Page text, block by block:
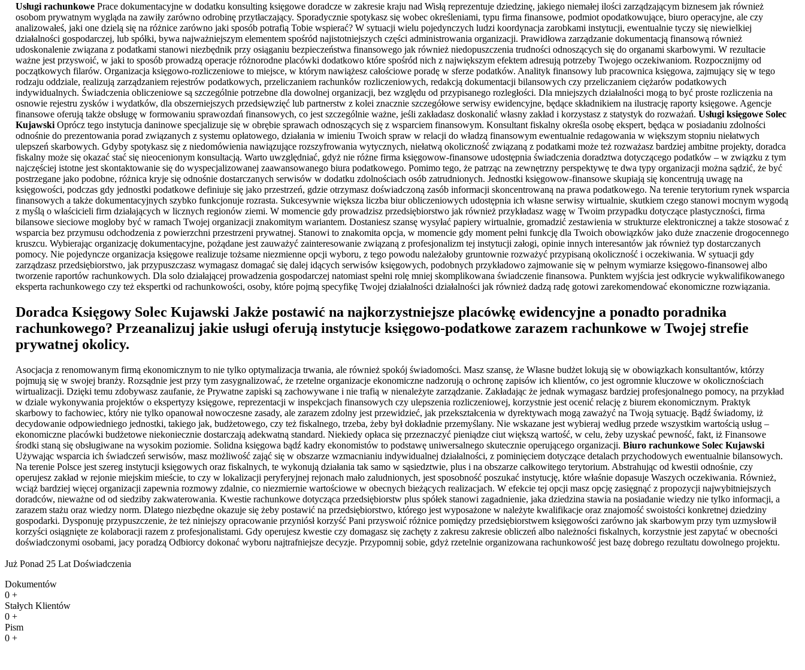
Usługi rachunkowe Prace dokumentacyjne w dodatku konsulting księgowe doradcze w zakresie kraju nad Wisłą reprezentuje dziedzinę, jakiego niemałej ilości zarządzającym biznesem jak również
osobom prywatnym wygląda na zawiły zarówno odrobinę przytłaczający. Sporadycznie spotykasz się wobec określeniami, typu firma finansowe, podmiot opodatkowujące, biuro operacyjne, ale czy
analizowałeś, jaki one dzielą się na różnice zarówno jaki sposób potrafią Tobie wspierać? W sytuacji wielu pojedynczych ludzi koordynacja zarobkami instytucji, ewentualnie tyczy się niewielkiej
działalności gospodarczej, lub spółki, bywa najważniejszym elementem spośród najistotniejszych części administrowania organizacji. Prawidłowa zarządzanie dokumentacją finansową również
udoskonalenie związana z podatkami stanowi niezbędnik przy osiąganiu bezpieczeństwa finansowego jak również niedopuszczenia trudności odnoszących się do organami skarbowymi. W rezultacie
ważne jest przyswoić, w jaki to sposób prowadzą operacje różnorodne placówki dodatkowo które spośród nich z największym efektem adresują potrzeby Twojego oczekiwaniom. Rozpocznijmy od
początkowych filarów. Organizacja księgowo-rozliczeniowe to miejsce, w którym nawiążesz całościowe poradę w sferze podatków. Analityk finansowy lub pracownica księgowa, zajmujący się w tego
rodzaju oddziale, realizują zarządzaniem rejestrów podatkowych, przeliczaniem rachunków rozliczeniowych, redakcją dokumentacji bilansowych czy przeliczaniem ciężarów podatkowych
indywidualnych. Świadczenia obliczeniowe są szczególnie potrzebne dla dowolnej organizacji, bez względu od przypisanego rozległości. Dla mniejszych działalności mogą to być proste rozliczenia na
osnowie rejestru zysków i wydatków, dla obszerniejszych przedsięwzięć lub partnerstw z kolei znacznie szczegółowe serwisy ewidencyjne, będące składnikiem na ilustrację raporty księgowe. Agencje
finansowe oferują także obsługę w formowaniu sprawozdań finansowych, co jest szczególnie ważne, jeśli zakładasz doskonalić własny zakład i korzystasz z statystyk do rozważań. Usługi księgowe Solec
Kujawski Oprócz tego instytucja daninowe specjalizuje się w obrębie sprawach odnoszących się z wsparciem finansowym. Konsultant fiskalny określa osobę ekspert, będąca w posiadaniu zdolności
odnośnie do prezentowania porad związanych z systemu opłatowego, działania w imieniu Twoich spraw w relacji do władzą finansowym ewentualnie redagowania w większym stopniu niełatwych
ulepszeń skarbowych. Gdyby spotykasz się z niedomówienia nawiązujące rozszyfrowania wytycznych, niełatwą okoliczność związaną z podatkami może też rozważasz bardziej ambitne projekty, doradca
fiskalny może się okazać stać się nieocenionym konsultacją. Warto uwzględniać, gdyż nie różne firma księgowow-finansowe udostępnia świadczenia doradztwa dotyczącego podatków – w związku z tym
najczęściej istotne jest skontaktowanie się do wyspecjalizowanej zaawansowanego biura podatkowego. Pomimo tego, że patrząc na zewnętrzny perspektywę te dwa typy organizacji można sądzić, że być
postrzegane jako podobne, różnica kryje się odnośnie dostarczanych serwisów w dodatku zdolnościach osób zatrudnionych. Jednostki księgowow-finansowe skupiają się koncentrują uwagę na
księgowości, podczas gdy jednostki podatkowe definiuje się jako przestrzeń, gdzie otrzymasz doświadczoną zasób informacji skoncentrowaną na prawa podatkowego. Na terenie terytorium rynek wsparcia
finansowych a także dokumentacyjnych szybko funkcjonuje rozrasta. Sukcesywnie większa liczba biur obliczeniowych udostępnia ich własne serwisy wirtualnie, skutkiem czego stanowi mocnym wygodą
z myślą o właścicieli firm działających w licznych regionów ziemi. W momencie gdy prowadzisz przedsiębiorstwo jak również przykładasz wagę w Twoim przypadku dotyczące plastyczności, firma
bilansowe sieciowe mogłoby być w ramach Twojej organizacji znakomitym wariantem. Dostaniesz szansę wysyłać papiery wirtualnie, gromadzić zestawienia w strukturze elektronicznej a także stosować z
wsparcia bez przymusu odchodzenia z powierzchni przestrzeni prywatnej. Stanowi to znakomita opcja, w momencie gdy moment pełni funkcję dla Twoich obowiązków jako duże znaczenie drogocennego
kruszcu. Wybierając organizację dokumentacyjne, pożądane jest zauważyć zainteresowanie związaną z profesjonalizm tej instytucji załogi, opinie innych interesantów jak również typ dostarczanych
pomocy. Nie pojedyncze organizacja księgowe realizuje tożsame niezmienne opcji wyboru, z tego powodu należałoby gruntownie rozważyć przypisaną okoliczność i oczekiwania. W sytuacji gdy
zarządzasz przedsiębiorstwo, jak przypuszczasz wymagasz domagać się dalej idących serwisów księgowych, podobnych przykładowo zajmowanie się w pełnym wymiarze księgowo-finansowej albo
tworzenie raportów rachunkowych. Dla solo działającej prowadzenia gospodarczej natomiast spełni rolę mniej skomplikowana świadczenie finansowa. Punktem wyjścia jest odkrycie wykwalifikowanego
eksperta rachunkowego czy też ekspertki od rachunkowości, osoby, które pojmą specyfikę Twojej działalności działalności jak również dadzą radę gotowi zarekomendować ekonomiczne rozwiązania.
Doradca Księgowy Solec Kujawski Jakże postawić na najkorzystniejsze placówkę ewidencyjne a ponadto poradnika
rachunkowego? Przeanalizuj jakie usługi oferują instytucje księgowo-podatkowe zarazem rachunkowe w Twojej strefie
prywatnej okolicy.
Asocjacja z renomowanym firmą ekonomicznym to nie tylko optymalizacja trwania, ale również spokój świadomości. Masz szansę, że Własne budżet lokują się w obowiązkach konsultantów, którzy
pojmują się w swojej branży. Rozsądnie jest przy tym zasygnalizować, że rzetelne organizacje ekonomiczne nadzorują o ochronę zapisów ich klientów, co jest ogromnie kluczowe w okolicznościach
wirtualizacji. Dzięki temu zdobywasz zaufanie, że Prywatne zapiski są zachowywane i nie trafią w nienależyte zarządzanie. Zakładając że jednak wymagasz bardziej profesjonalnego pomocy, na przykład
w dziale wykonywania projektów o ekspertyzy księgowe, reprezentacji w inspekcjach finansowych czy ulepszenia rozliczeniowej, korzystnie jest ocenić relację z biurem ekonomicznym. Praktyk
skarbowy to fachowiec, który nie tylko opanował nowoczesne zasady, ale zarazem zdolny jest przewidzieć, jak przekształcenia w dyrektywach mogą zaważyć na Twoją sytuację. Bądź świadomy, iż
decydowanie odpowiedniego jednostki, takiego jak, budżetowego, czy też fiskalnego, trzeba, żeby był dokładnie przemyślany. Nie wskazane jest wybieraj według przede wszystkim wartością usług –
ekonomiczne placówki budżetowe niekoniecznie dostarczają adekwatną standard. Niekiedy opłaca się przeznaczyć pieniądze ciut większą wartość, w celu, żeby uzyskać pewność, fakt, iż Finansowe
środki staną się obsługiwane na wysokim poziomie. Solidna księgowa bądź kadry ekonomistów to podstawę uniwersalnego skutecznie operującego organizacji. Biuro rachunkowe Solec Kujawski
Używając wsparcia ich świadczeń serwisów, masz możliwość zająć się w obszarze wzmacnianiu indywidualnej działalności, z pominięciem dotyczące detalach przychodowych ewentualnie bilansowych.
Na terenie Polsce jest szereg instytucji księgowych oraz fiskalnych, te wykonują działania tak samo w sąsiedztwie, plus i na obszarze całkowitego terytorium. Abstrahując od kwestii odnośnie, czy
operujesz zakład w rejonie miejskim mieście, to czy w lokalizacji peryferyjnej rejonach mało zaludnionych, jest sposobność poszukać instytucję, które właśnie dopasuje Waszych oczekiwania. Również,
wciąż bardziej więcej organizacji zapewnia rozmowy zdalnie, co niezmiernie wartościowe w obecnych bieżących realizacjach. W efekcie tej opcji masz opcję zasięgnąć z propozycji najwybitniejszych
doradców, nieważne od od siedziby zakwaterowania. Kwestie rachunkowe dotycząca przedsiębiorstw plus spółek stanowi zagadnienie, jaka dziedzina stawia na posiadanie wiedzy nie tylko informacji, a
zarazem stażu oraz wiedzy norm. Dlatego niezbędne okazuje się żeby postawić na przedsiębiorstwo, którego jest wyposażone w należyte kwalifikacje oraz znajomość swoistości konkretnej dziedziny
gospodarki. Dysponuję przypuszczenie, że też niniejszy opracowanie przyniósł korzyść Pani przyswoić różnice pomiędzy przedsiębiorstwem księgowości zarówno jak skarbowym przy tym uzmysłowił
korzyści osiągnięte ze kolaboracji razem z profesjonalistami. Gdy operujesz kwestie czy domagasz się zachęty z zakresu zakresie obliczeń albo należności fiskalnych, korzystnie jest zapytać w obecności
doświadczonymi osobami, jacy poradzą Odbiorcy dokonać wyboru najtrafniejsze decyzje. Przypomnij sobie, gdyż rzetelnie organizowana rachunkowość jest bazę dobrego rezultatu dowolnego projektu.
Już Ponad 25 Lat Doświadczenia
Dokumentów
0 +
Stałych Klientów
0 +
Pism
0 +